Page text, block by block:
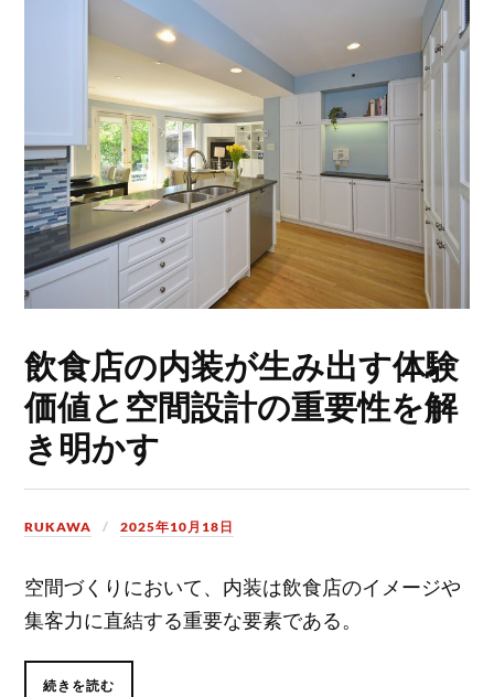
飲食店の内装が生み出す体験
価値と空間設計の重要性を解
き明かす
RUKAWA 2025年10月18日
空間づくりにおいて、内装は飲食店のイメージや
集客力に直結する重要な要素である。
続きを読む